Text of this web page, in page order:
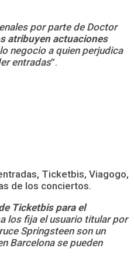
por parte de Doctor
atribuyen actuaciones
negocio a quien perjudica
entradas”.
Ticketbis, Viagogo,
de los conciertos.
Ticketbis para el
los fija el usuario titular por
Springsteen son un
Barcelona se pueden